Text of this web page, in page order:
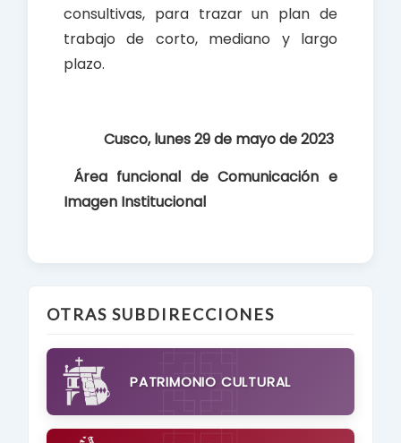
consultivas, para trazar un plan de
trabajo de corto, mediano y largo
plazo.
Cusco, lunes 29 de mayo de 2023
Área funcional de Comunicación e
Imagen Institucional
OTRAS SUBDIRECCIONES
PATRIMONIO CULTURAL